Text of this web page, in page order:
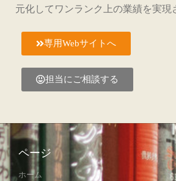
元化してワンランク上の業績を実現
専用Webサイトへ
担当にご相談する
ページ
ホーム